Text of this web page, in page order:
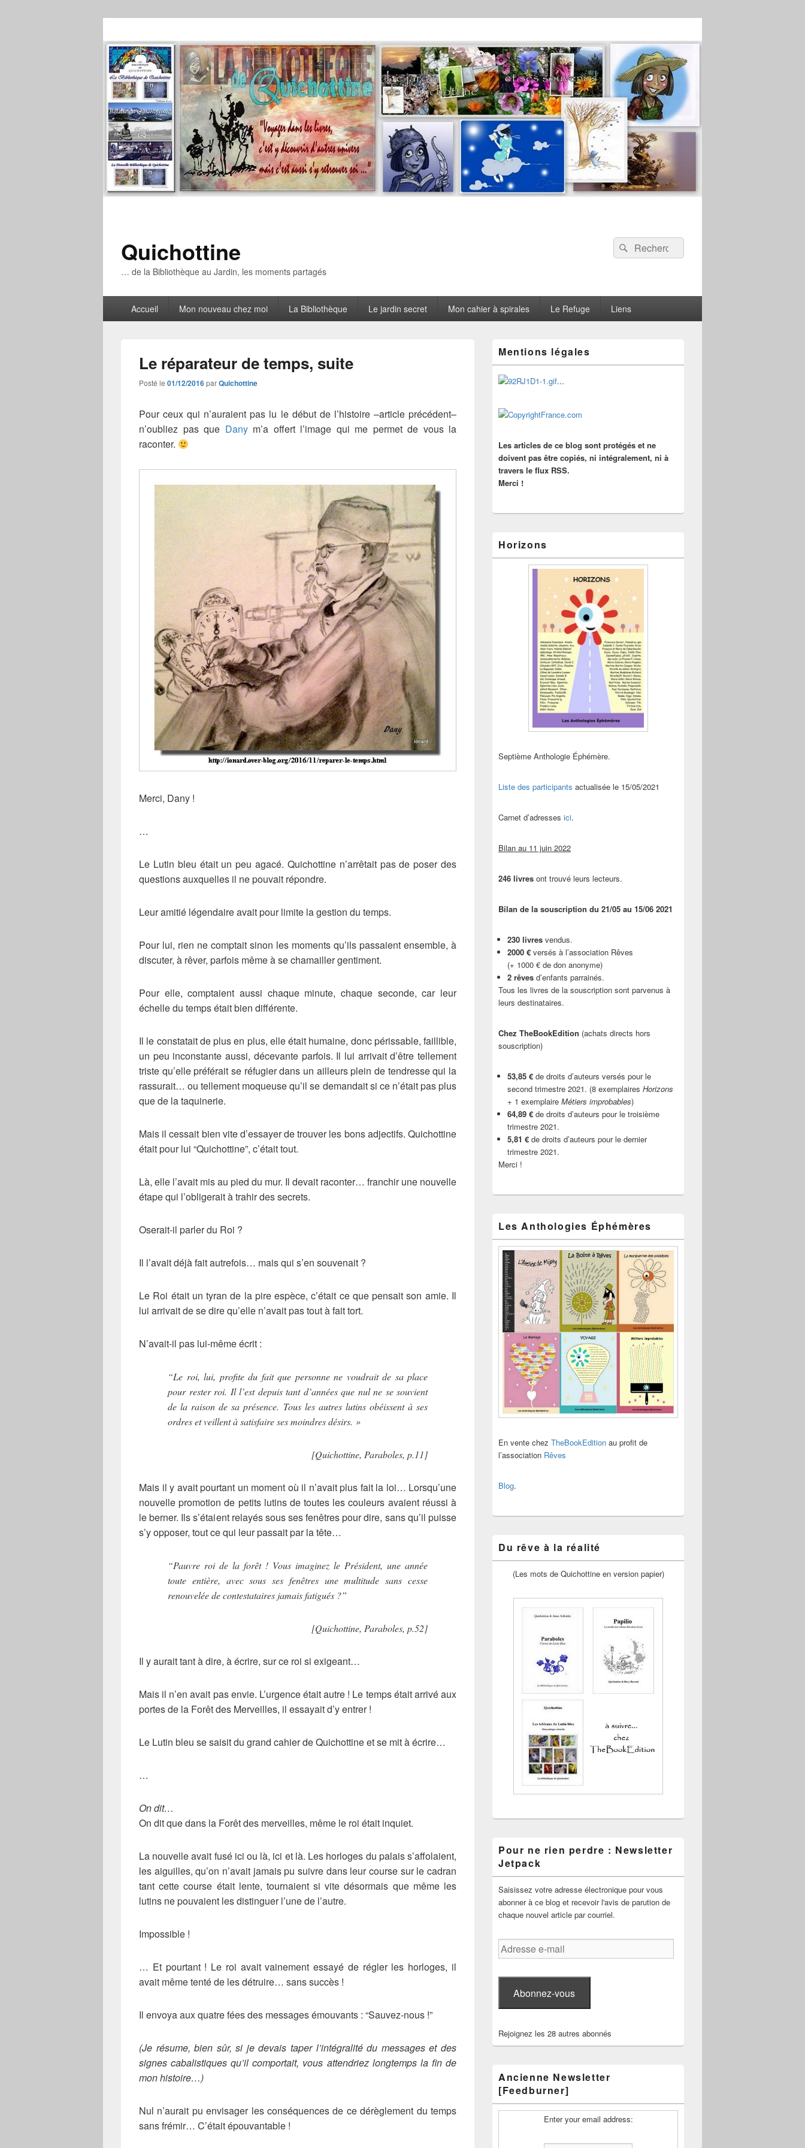
Quichottine
… de la Bibliothèque au Jardin, les moments partagés
Recherche :
Rechercher
principalAccueil Mon nouveau chez moi La Bibliothèque Le jardin secret Mon cahier à spirales Le Refuge Liens
Le réparateur de temps, suite
Posté le 01/12/2016parQuichottine
Pour ceux qui n’auraient pas lu le début de l’histoire –article précédent–
n’oubliez pas que Danym’a offert l’image qui me permet de vous la
raconter.
Merci, Dany !
…
Le Lutin bleu était un peu agacé. Quichottine n’arrêtait pas de poser des
questions auxquelles il ne pouvait répondre.
Leur amitié légendaire avait pour limite la gestion du temps.
Pour lui, rien ne comptait sinon les moments qu’ils passaient ensemble, à
discuter, à rêver, parfois même à se chamailler gentiment.
Pour elle, comptaient aussi chaque minute, chaque seconde, car leur
échelle du temps était bien différente.
Il le constatait de plus en plus, elle était humaine, donc périssable, faillible,
un peu inconstante aussi, décevante parfois. Il lui arrivait d’être tellement
triste qu’elle préférait se réfugier dans un ailleurs plein de tendresse qui la
rassurait… ou tellement moqueuse qu’il se demandait si ce n’était pas plus
que de la taquinerie.
Mais il cessait bien vite d’essayer de trouver les bons adjectifs. Quichottine
était pour lui “Quichottine”, c’était tout.
Là, elle l’avait mis au pied du mur. Il devait raconter… franchir une nouvelle
étape qui l’obligerait à trahir des secrets.
Oserait-il parler du Roi ?
Il l’avait déjà fait autrefois… mais qui s’en souvenait ?
Le Roi était un tyran de la pire espèce, c’était ce que pensait son amie. Il
lui arrivait de se dire qu’elle n’avait pas tout à fait tort.
N’avait-il pas lui-même écrit :
“Le roi, lui, profite du fait que personne ne voudrait de sa place
pour rester roi. Il l’est depuis tant d’années que nul ne se souvient
de la raison de sa présence. Tous les autres lutins obéissent à ses
ordres et veillent à satisfaire ses moindres désirs. »
[Quichottine, Paraboles, p.11]
Mais il y avait pourtant un moment où il n’avait plus fait la loi… Lorsqu’une
nouvelle promotion de petits lutins de toutes les couleurs avaient réussi à
le berner. Ils s’étaient relayés sous ses fenêtres pour dire, sans qu’il puisse
s’y opposer, tout ce qui leur passait par la tête…
“Pauvre roi de la forêt ! Vous imaginez le Président, une année
toute entière, avec sous ses fenêtres une multitude sans cesse
renouvelée de contestataires jamais fatigués ?”
[Quichottine, Paraboles, p.52]
Il y aurait tant à dire, à écrire, sur ce roi si exigeant…
Mais il n’en avait pas envie. L’urgence était autre ! Le temps était arrivé aux
portes de la Forêt des Merveilles, il essayait d’y entrer !
Le Lutin bleu se saisit du grand cahier de Quichottine et se mit à écrire…
…
On dit…
On dit que dans la Forêt des merveilles, même le roi était inquiet.
La nouvelle avait fusé ici ou là, ici et là. Les horloges du palais s’affolaient,
les aiguilles, qu’on n’avait jamais pu suivre dans leur course sur le cadran
tant cette course était lente, tournaient si vite désormais que même les
lutins ne pouvaient les distinguer l’une de l’autre.
Impossible !
… Et pourtant ! Le roi avait vainement essayé de régler les horloges, il
avait même tenté de les détruire… sans succès !
Il envoya aux quatre fées des messages émouvants : “Sauvez-nous !”
(Je résume, bien sûr, si je devais taper l’intégralité du messages et des
signes cabalistiques qu’il comportait, vous attendriez longtemps la fin de
mon histoire…)
Nul n’aurait pu envisager les conséquences de ce dérèglement du temps
sans frémir… C’était épouvantable !
principale
de
widget
pour
barre
latérale
Mentions légales
...
Les articles de ce blog sont protégés et ne
doivent pas être copiés, ni intégralement, ni à
travers le flux RSS.
Merci !
Horizons
Septième Anthologie Éphémère.
Liste des participants actualisée le 15/05/2021
Carnet d’adresses ici.
Bilan au 11 juin 2022
246 livres ont trouvé leurs lecteurs.
Bilan de la souscription du 21/05 au 15/06 2021
230 livres vendus.
2000 € versés à l’association Rêves
(+ 1000 € de don anonyme)
2 rêves d’enfants parrainés.
Tous les livres de la souscription sont parvenus à
leurs destinataires.
Chez TheBookEdition (achats directs hors
souscription)
53,85 € de droits d’auteurs versés pour le
second trimestre 2021. (8 exemplaires Horizons
+ 1 exemplaire Métiers improbables)
64,89 € de droits d’auteurs pour le troisième
trimestre 2021.
5,81 € de droits d’auteurs pour le dernier
trimestre 2021.
Merci !
Les Anthologies Éphémères
En vente chez TheBookEdition au profit de
l’association Rêves
Blog.
Du rêve à la réalité
(Les mots de Quichottine en version papier)
Pour ne rien perdre : Newsletter
Jetpack
Saisissez votre adresse électronique pour vous
abonner à ce blog et recevoir l'avis de parution de
chaque nouvel article par courriel.
Adresse
e-
Abonnez-vous
Rejoignez les 28 autres abonnés
Ancienne Newsletter
[Feedburner]
Enter your email address: